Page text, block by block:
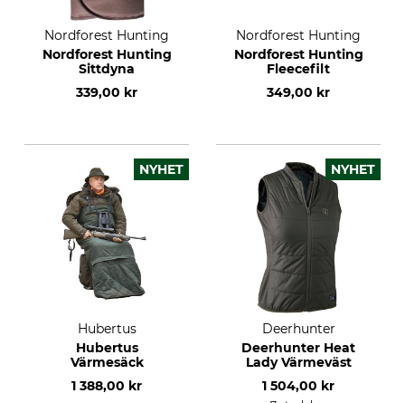
Nordforest Hunting
Nordforest Hunting
Sittdyna
339,00 kr
Nordforest Hunting
Nordforest Hunting
Fleecefilt
349,00 kr
NYHET
Hubertus
Hubertus
Värmesäck
1 388,00 kr
NYHET
Deerhunter
Deerhunter Heat
Lady Värmeväst
1 504,00 kr